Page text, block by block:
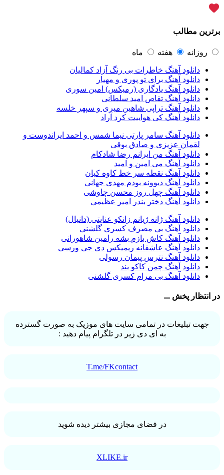
عماد طالب زاده
مسعود صادقلو42
مهدی جهانی39
احمد سعیدی39
امین فیاض39
حامد همایون38
بهنام صفوی38
شادمهر عقیلی37
36
راغب36
رضا شیری36
علی زند وکیلی35
علی عباسی33
علی زارعی33
علی ارشدی33
سینا شعبانخانی32
سیامک عباسی32
حمید هیراد
32
شهرام شکوهی32
امین رستمی31
احمد صفایی31
یاسر محمودی31
امو بند31
حجت درولی31
سینا سرلک31
مجید رضوی
برترین مطالب
روزانه هفته ماه
دانلود آهنگ خاطرات بی رنگ آزاد کمالیان
دانلود آهنگ برای تو پوری و مهیار
دانلود آهنگ یادگاری (رمیکس) امین سوری
دانلود آهنگ تقاص امید سلطانی
دانلود آهنگ تراپی شاهین میری و سپهر خلسه
دانلود آهنگ کی هواییت کرد آراد
دانلود آهنگ سامر پارتی نیما شمس و احمد ایراندوست و
لقمان عزیزی و صادق بوقی
دانلود آهنگ من ایرانم رضا شادکام
دانلود آهنگ می امین و امید
دانلود آهنگ نقطه سر خط کاوه کیان
دانلود آهنگ دیوونه بودم مهدی جهانی
دانلود آهنگ چهل روز محسن چاوشی
دانلود آهنگ دختر بندر امیر عظیمی
دانلود آهنگ ژانه ژیانم زانکو عنایتی (دانیال)
دانلود آهنگ بی مصرف کسری گلشنی
دانلود آهنگ کاش بازم بشه رامین شاهورانی
دانلود آهنگ عاشقانه ریمیکس دی جی ورسی
دانلود آهنگ نترس پیمان رسولی
دانلود آهنگ چمن کاکو بند
دانلود آهنگ بی مرام کسری گلشنی
در انتظار پخش ...
جهت تبلیغات در تمامی سایت های موزیک به صورت گسترده
به ای دی زیر در تلگرام پیام دهید :
T.me/FKcontact
در فضای مجازی بیشتر دیده شوید
XLIKE.ir